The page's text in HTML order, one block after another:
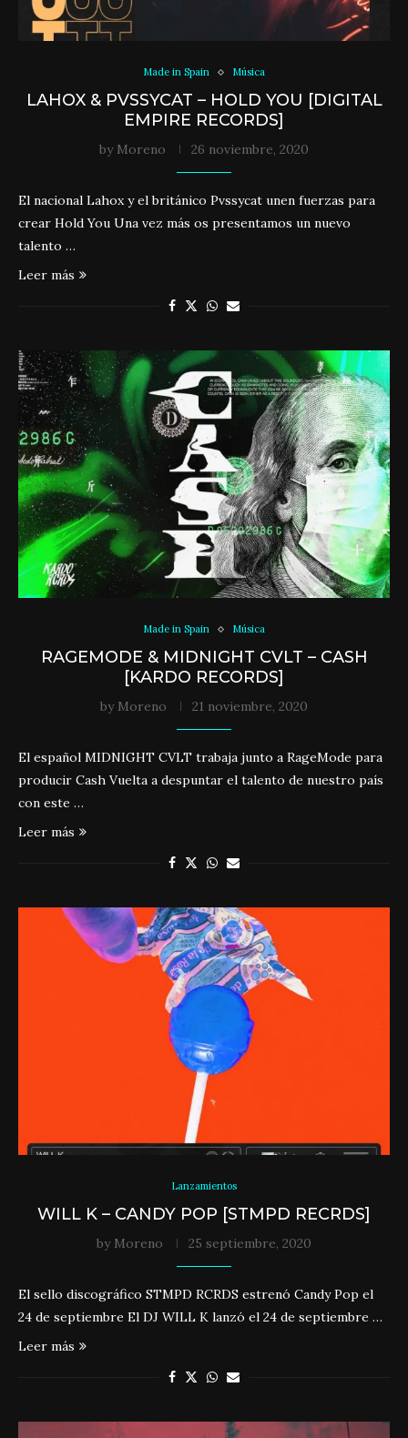
Made in Spain Música
LAHOX & PVSSYCAT – HOLD YOU [DIGITAL
EMPIRE RECORDS]
by Moreno 26 noviembre, 2020
El nacional Lahox y el británico Pvssycat unen fuerzas para
crear Hold You Una vez más os presentamos un nuevo
talento …
Leer más
Made in Spain Música
RAGEMODE & MIDNIGHT CVLT – CASH
[KARDO RECORDS]
by Moreno 21 noviembre, 2020
El español MIDNIGHT CVLT trabaja junto a RageMode para
producir Cash Vuelta a despuntar el talento de nuestro país
con este …
Leer más
Lanzamientos
WILL K – CANDY POP [STMPD RECRDS]
by Moreno 25 septiembre, 2020
El sello discográfico STMPD RCRDS estrenó Candy Pop el
24 de septiembre El DJ WILL K lanzó el 24 de septiembre …
Leer más